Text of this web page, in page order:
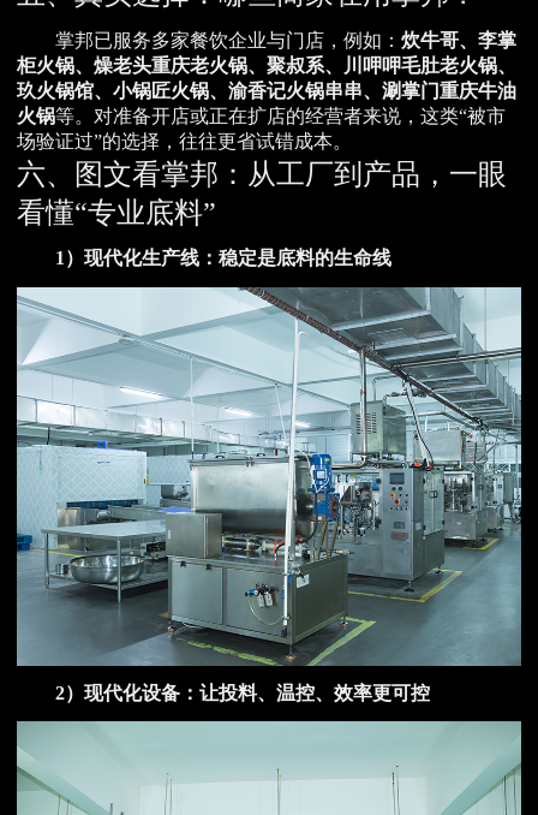
掌邦已服务多家餐饮企业与门店，例如： 炊牛哥、李掌
柜火锅、燥老头重庆老火锅、聚叔系、川呷呷毛肚老火锅、
玖火锅馆、小锅匠火锅、渝香记火锅串串、涮掌门重庆牛油
火锅等。对准备开店或正在扩店的经营者来说，这类“被市
场验证过”的选择，往往更省试错成本。
六、图文看掌邦：从工厂到产品，一眼
看懂“专业底料”
1）现代化生产线：稳定是底料的生命线
2）现代化设备：让投料、温控、效率更可控